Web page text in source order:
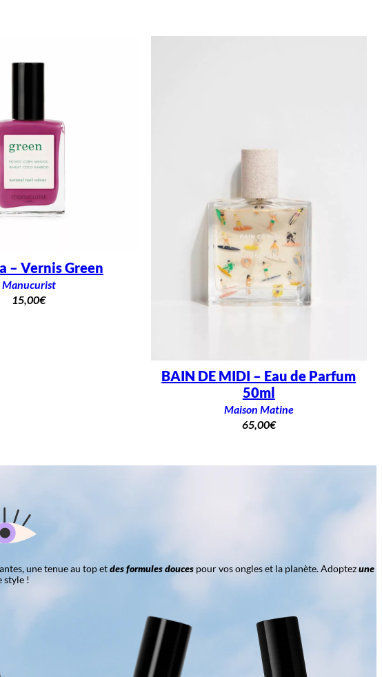
– Vernis Green
Manucurist
15,00€
BAIN DE MIDI – Eau de Parfum
50ml
Maison Matine
65,00€
une tenue au top etdes formules doucespour vos ongles et la planète. Adoptezune
style !